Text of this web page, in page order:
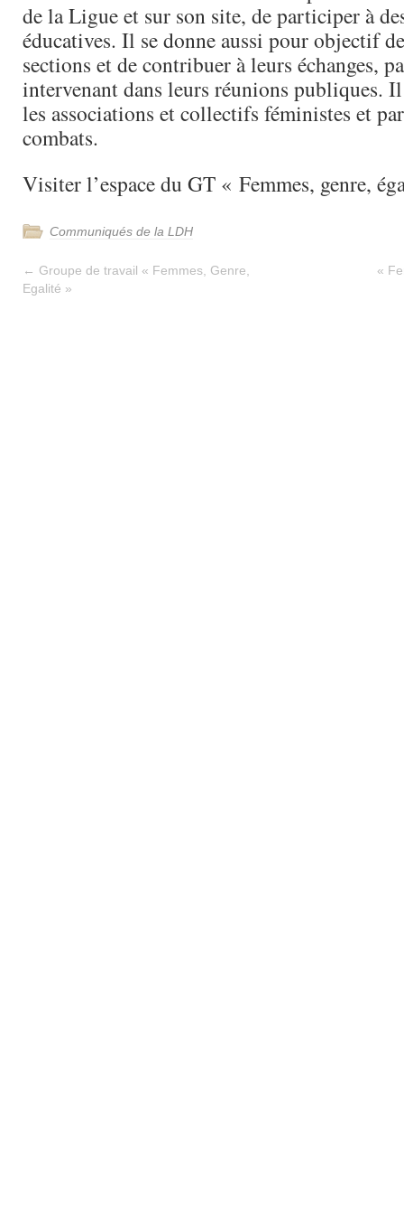
de la Ligue et sur son site, de participer à
éducatives. Il se donne aussi pour objectif
sections et de contribuer à leurs échanges,
intervenant dans leurs réunions publiques.
les associations et collectifs féministes et
combats.
Visiter l’espace du GT « Femmes, genre,
Communiqués de la LDH
← Groupe de travail « Femmes, Genre,
Egalité »
«